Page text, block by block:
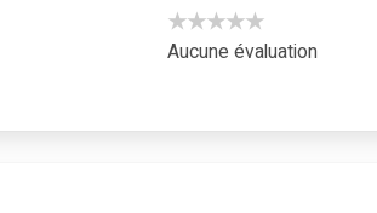
★★★★★
Aucune évaluation